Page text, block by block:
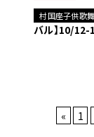
村国座子供歌
バル】10/
« 1